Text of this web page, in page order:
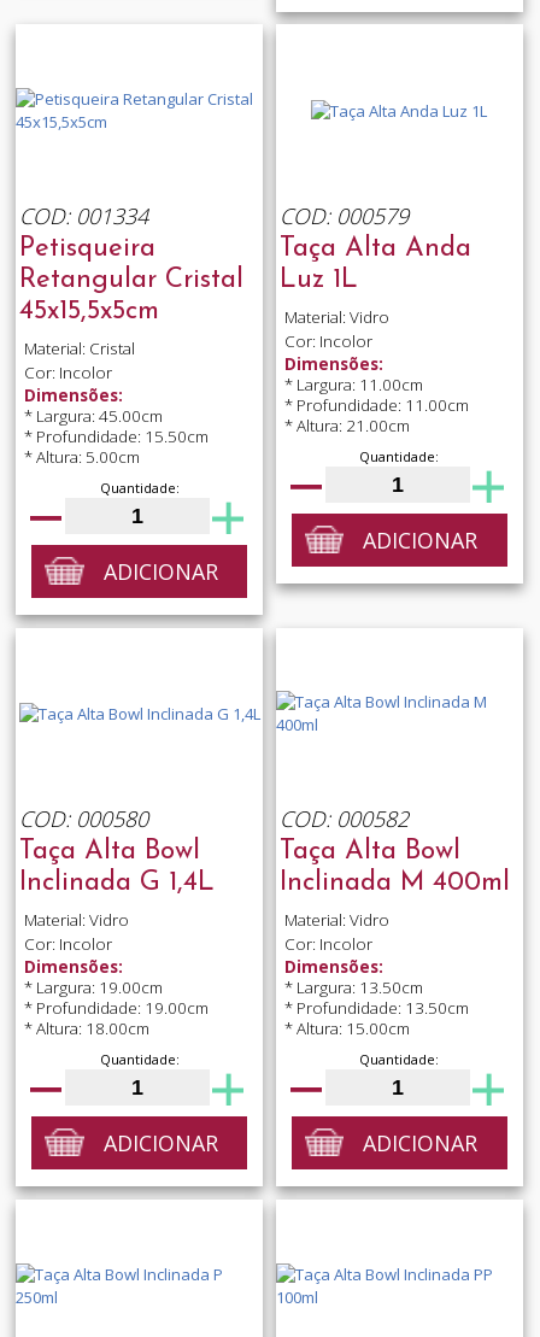
COD: 001334
Petisqueira
Retangular Cristal
45x15,5x5cm
Material: Cristal
Cor: Incolor
Dimensões:
* Largura: 45.00cm
* Profundidade: 15.50cm
* Altura: 5.00cm
Quantidade:
ADICIONAR
COD: 000579
Taça Alta Anda
Luz 1L
Material: Vidro
Cor: Incolor
Dimensões:
* Largura: 11.00cm
* Profundidade: 11.00cm
* Altura: 21.00cm
Quantidade:
ADICIONAR
COD: 000580
Taça Alta Bowl
Inclinada G 1,4L
Material: Vidro
Cor: Incolor
Dimensões:
* Largura: 19.00cm
* Profundidade: 19.00cm
* Altura: 18.00cm
Quantidade:
ADICIONAR
COD: 000582
Taça Alta Bowl
Inclinada M 400ml
Material: Vidro
Cor: Incolor
Dimensões:
* Largura: 13.50cm
* Profundidade: 13.50cm
* Altura: 15.00cm
Quantidade:
ADICIONAR